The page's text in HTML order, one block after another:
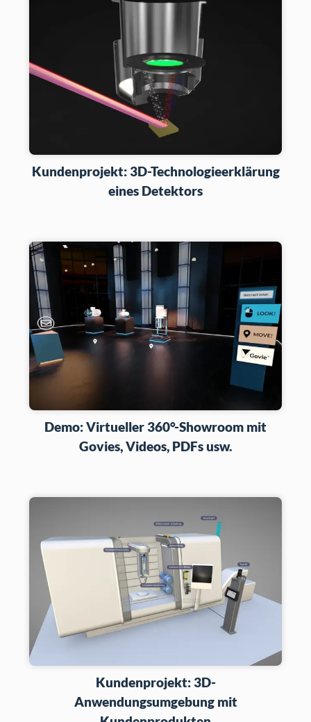
Kundenprojekt: 3D-Technologieerklärung
eines Detektors
Demo: Virtueller 360°-Showroom mit
Govies, Videos, PDFs usw.
Kundenprojekt: 3D-
Anwendungsumgebung mit